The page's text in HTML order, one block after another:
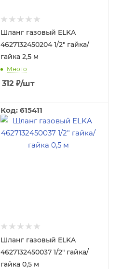
Шланг газовый ELKA
4627132450204 1/2" гайка/
гайка 2,5 м
Много
312₽/шт
Код: 615411
Шланг газовый ELKA
4627132450037 1/2" гайка/
гайка 0,5 м